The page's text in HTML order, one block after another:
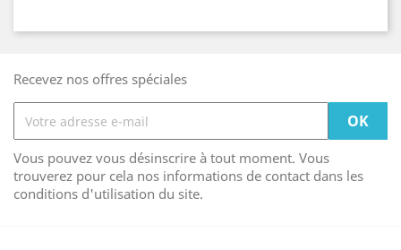
Recevez nos offres spéciales
Vous pouvez vous désinscrire à tout moment. Vous
trouverez pour cela nos informations de contact dans les
conditions d'utilisation du site.